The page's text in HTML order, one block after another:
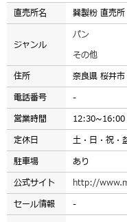
直売所名 巽製粉 直売所
ジャンル
パン
その他
住所
奈良県 桜井
電話番号
-
営業時間
12:30~16:00
定休日
土・日・祝・
駐車場
あり
公式サイト
http://
セール情報
-